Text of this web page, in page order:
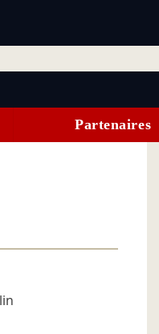
Partenaires